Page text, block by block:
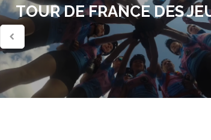
TOUR DE FRANCE DES